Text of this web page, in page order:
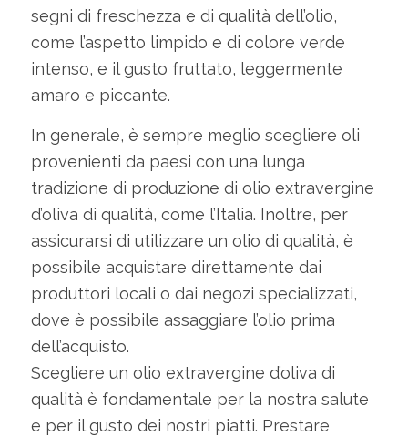
segni di freschezza e di qualità dell’olio,
come l’aspetto limpido e di colore verde
intenso, e il gusto fruttato, leggermente
amaro e piccante.
In generale, è sempre meglio scegliere oli
provenienti da paesi con una lunga
tradizione di produzione di olio extravergine
d’oliva di qualità, come l’Italia. Inoltre, per
assicurarsi di utilizzare un olio di qualità, è
possibile acquistare direttamente dai
produttori locali o dai negozi specializzati,
dove è possibile assaggiare l’olio prima
dell’acquisto.
Scegliere un olio extravergine d’oliva di
qualità è fondamentale per la nostra salute
e per il gusto dei nostri piatti. Prestare